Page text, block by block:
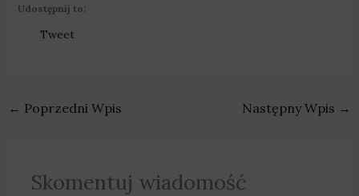
Udostępnij to:
Tweet
← Poprzedni Wpis Następny Wpis →
Skomentuj wiadomość